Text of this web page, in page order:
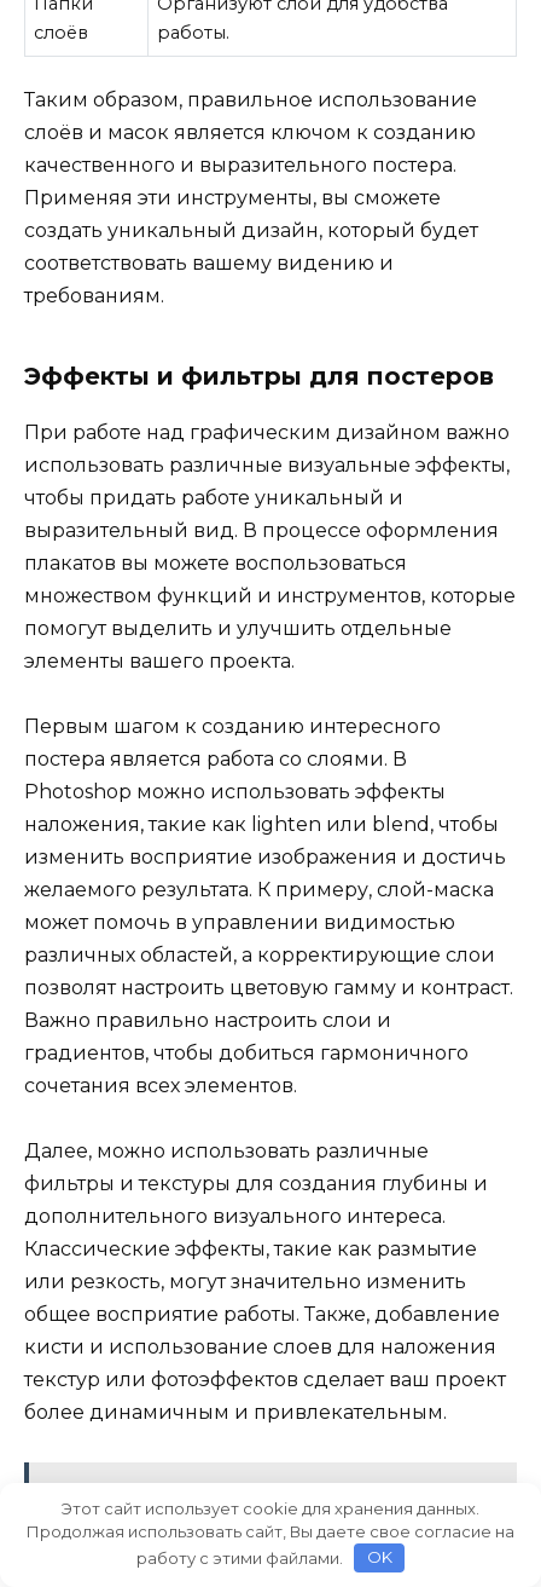
слоёв
работы.
Таким образом, правильное использование
слоёв и масок является ключом к созданию
качественного и выразительного постера.
Применяя эти инструменты, вы сможете
создать уникальный дизайн, который будет
соответствовать вашему видению и
требованиям.
Эффекты и фильтры для постеров
При работе над графическим дизайном важно
использовать различные визуальные эффекты,
чтобы придать работе уникальный и
выразительный вид. В процессе оформления
плакатов вы можете воспользоваться
множеством функций и инструментов, которые
помогут выделить и улучшить отдельные
элементы вашего проекта.
Первым шагом к созданию интересного
постера является работа со слоями. В
Photoshop можно использовать эффекты
наложения, такие как lighten или blend, чтобы
изменить восприятие изображения и достичь
желаемого результата. К примеру, слой-маска
может помочь в управлении видимостью
различных областей, а корректирующие слои
позволят настроить цветовую гамму и контраст.
Важно правильно настроить слои и
градиентов, чтобы добиться гармоничного
сочетания всех элементов.
Далее, можно использовать различные
фильтры и текстуры для создания глубины и
дополнительного визуального интереса.
Классические эффекты, такие как размытие
или резкость, могут значительно изменить
общее восприятие работы. Также, добавление
кисти и использование слоев для наложения
текстур или фотоэффектов сделает ваш проект
более динамичным и привлекательным.
Читайте также:
Как настроить и
эффективно использовать Цветовой
диапазон для различных задач
Этот сайт использует cookie для хранения данных.
Продолжая использовать сайт, Вы даете свое согласие на
работу с этими файлами.
OK